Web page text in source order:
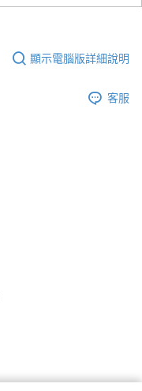
顯示電腦版詳細說明
客服